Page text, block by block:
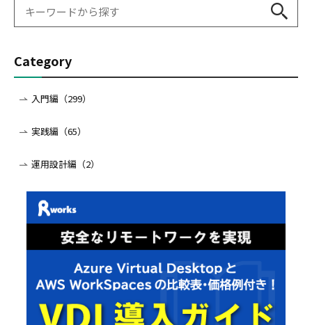
Category
入門編（299）
実践編（65）
運用設計編（2）